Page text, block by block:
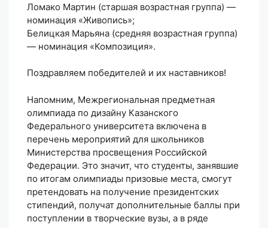
Ломако Мартин (старшая возрастная группа) —
номинация «Живопись»;
Белицкая Марьяна (средняя возрастная группа)
— номинация «Композиция».
Поздравляем победителей и их наставников!
Напомним, Межрегиональная предметная
олимпиада по дизайну Казанского
Федерального университета включена в
перечень мероприятий для школьников
Министерства просвещения Российской
Федерации. Это значит, что студенты, занявшие
по итогам олимпиады призовые места, смогут
претендовать на получение президентских
стипендий, получат дополнительные баллы при
поступлении в творческие вузы, а в ряде